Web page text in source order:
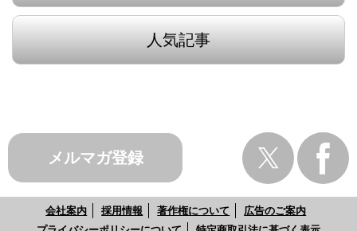
人気記事
メルマガ登録
会社案内 採用情報 著作権について
広告のご案内